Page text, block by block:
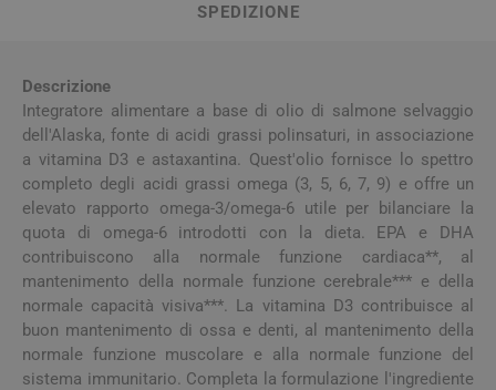
SPEDIZIONE
Descrizione
Integratore alimentare a base di olio di salmone selvaggio
dell'Alaska, fonte di acidi grassi polinsaturi, in associazione
a vitamina D3 e astaxantina. Quest'olio fornisce lo spettro
completo degli acidi grassi omega (3, 5, 6, 7, 9) e offre un
elevato rapporto omega-3/omega-6 utile per bilanciare la
quota di omega-6 introdotti con la dieta. EPA e DHA
contribuiscono alla normale funzione cardiaca**, al
mantenimento della normale funzione cerebrale*** e della
normale capacità visiva***. La vitamina D3 contribuisce al
buon mantenimento di ossa e denti, al mantenimento della
normale funzione muscolare e alla normale funzione del
sistema immunitario. Completa la formulazione l'ingrediente